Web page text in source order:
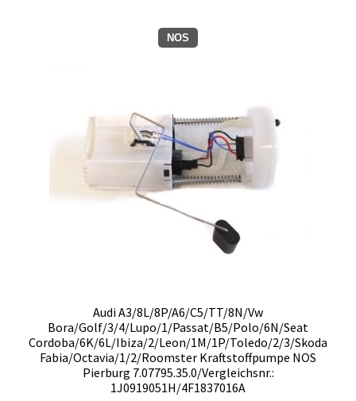
NOS
Audi A3/8L/8P/A6/C5/TT/8N/Vw
Bora/Golf/3/4/Lupo/1/Passat/B5/Polo/6N/Seat
Cordoba/6K/6L/Ibiza/2/Leon/1M/1P/Toledo/2/3/Skoda
Fabia/Octavia/1/2/Roomster Kraftstoffpumpe NOS
Pierburg 7.07795.35.0/Vergleichsnr.:
1J0919051H/4F1837016A